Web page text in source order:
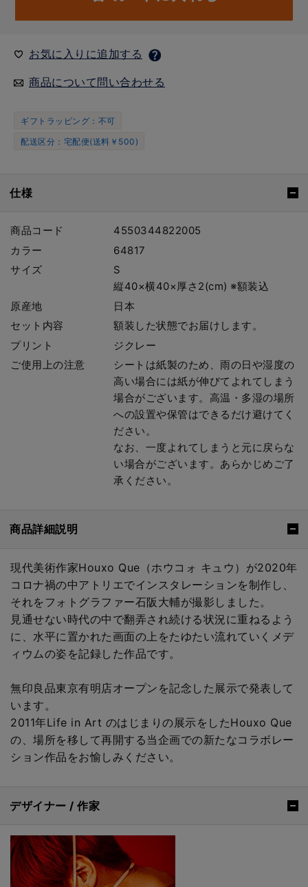
お気に入りに追加する
商品について問い合わせる
ギフトラッピング：不可
配送区分：宅配便(送料￥500)
仕様
商品コード
4550344822005
カラー
64817
サイズ
S
縦40×横40×厚さ2(cm) ※額装込
原産地
日本
セット内容
額装した状態でお届けします。
プリント
ジクレー
ご使用上の注意
シートは紙製のため、雨の日や湿度の
高い場合には紙が伸びてよれてしまう
場合がございます。高温・多湿の場所
への設置や保管はできるだけ避けてく
ださい。
なお、一度よれてしまうと元に戻らな
い場合がございます。あらかじめご了
承ください。
商品詳細説明
現代美術作家Houxo Que（ホウコォ キュウ）が2020年
コロナ禍の中アトリエでインスタレーションを制作し、
それをフォトグラファー石阪大輔が撮影しました。
見通せない時代の中で翻弄され続ける状況に重ねるよう
に、水平に置かれた画面の上をたゆたい流れていくメデ
ィウムの姿を記録した作品です。
無印良品東京有明店オープンを記念した展示で発表して
います。
2011年Life in Art のはじまりの展示をしたHouxo Que
の、場所を移して再開する当企画での新たなコラボレー
ション作品をお愉しみください。
デザイナー / 作家